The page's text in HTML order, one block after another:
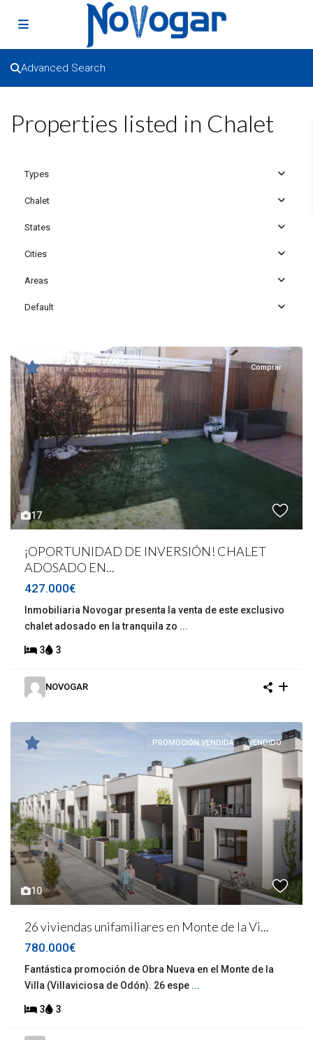
Advanced Search
Properties listed in Chalet
Types
Chalet
States
Cities
Areas
Default
17
Comprar
¡OPORTUNIDAD DE INVERSIÓN! CHALET
ADOSADO EN...
427.000€
Inmobiliaria Novogar presenta la venta de este exclusivo
chalet adosado en la tranquila zo ...
3 3
NOVOGAR
10
PROMOCIÓN VENDIDA VENDIDO
26 viviendas unifamiliares en Monte de la Vi...
780.000€
Fantástica promoción de Obra Nueva en el Monte de la
Villa (Villaviciosa de Odón). 26 espe ...
3 3